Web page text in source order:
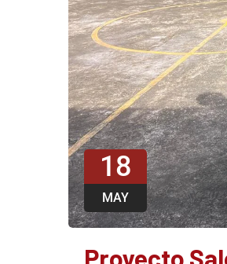
18
MAY
Proyecto